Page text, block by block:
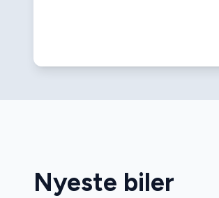
Nyeste biler